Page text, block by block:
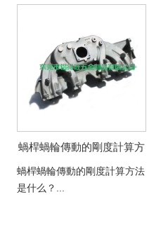
蝸桿蝸輪傳動的剛度計算方
法是什么？
蝸桿蝸輪傳動的剛度計算方法
是什么？...